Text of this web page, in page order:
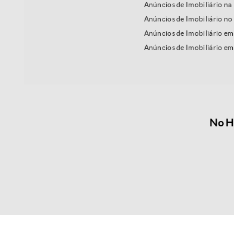
Anúncios de Imobiliário na
Anúncios de Imobiliário no
Anúncios de Imobiliário em
Anúncios de Imobiliário em
No